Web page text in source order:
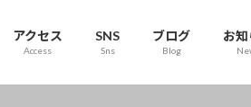
アクセス
Access
SNS
Sns
ブログ
Blog
お